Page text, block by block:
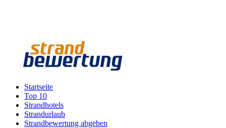
Startseite
Top 10
Strandhotels
Strandurlaub
Strandbewertung abgeben